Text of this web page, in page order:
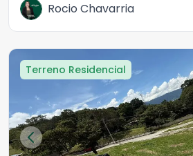
Rocio Chavarria
Terreno Residencial